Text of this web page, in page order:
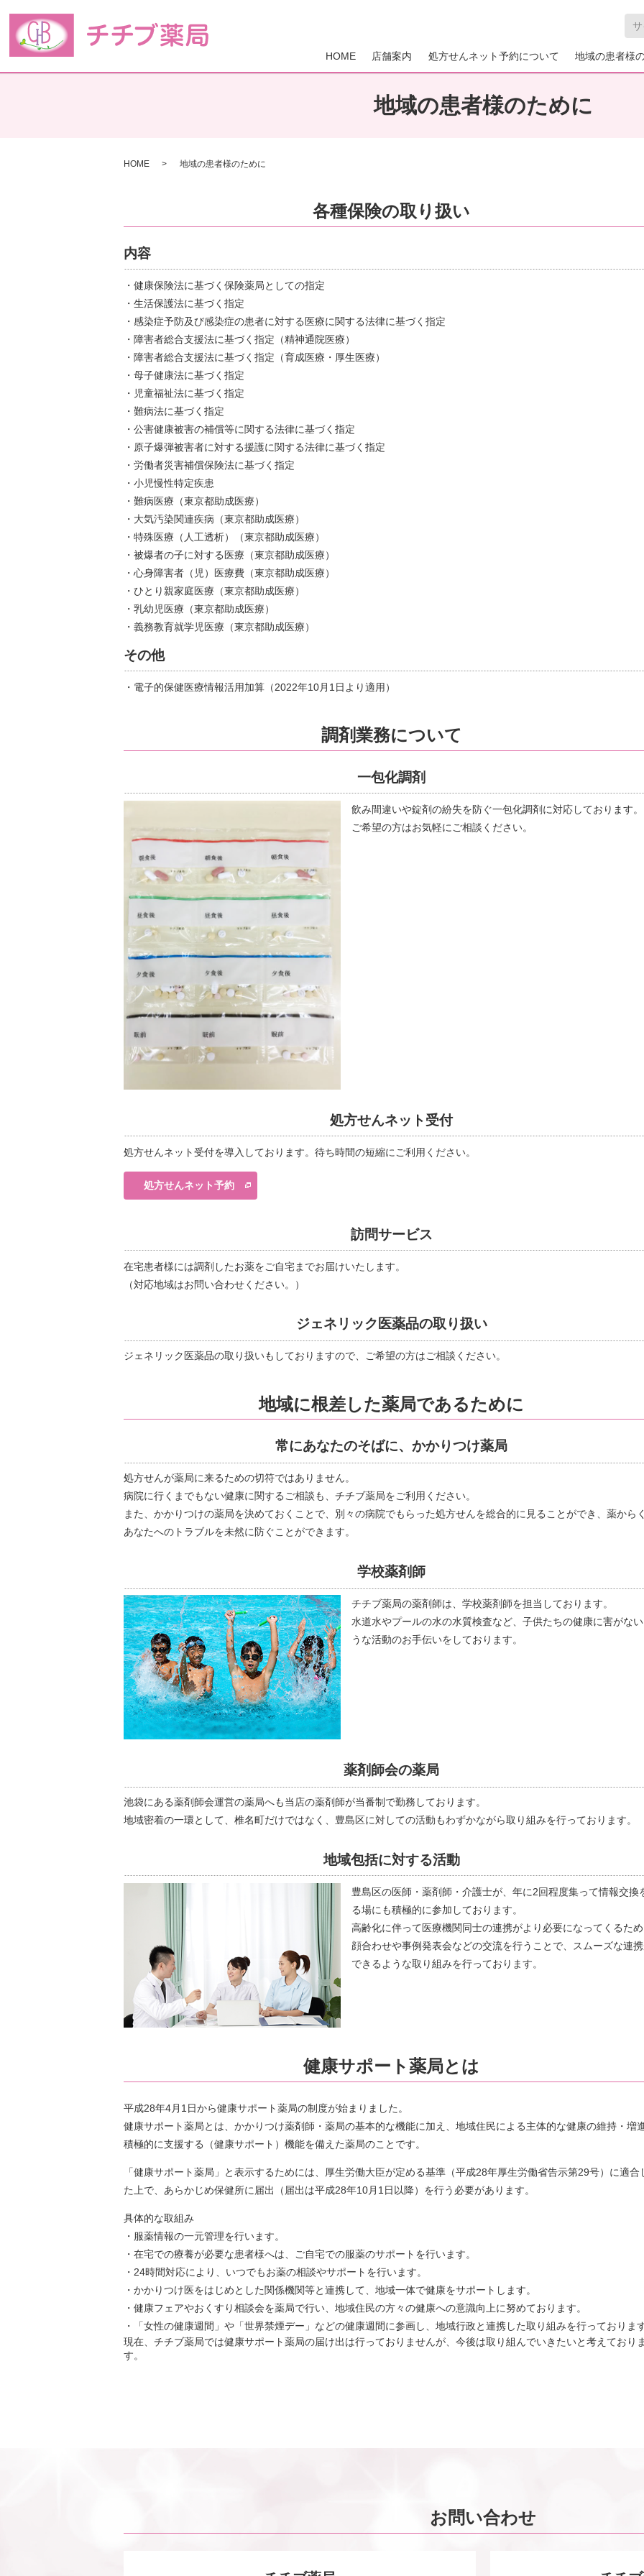
HOME 店舗案内 処方せんネット予約について 地域の患者様
地域の患者様のために
HOME 地域の患者様のために
各種保険の取り扱い
内容
・健康保険法に基づく保険薬局としての指定
・生活保護法に基づく指定
・感染症予防及び感染症の患者に対する医療に関する法律に基づく指定
・障害者総合支援法に基づく指定（精神通院医療）
・障害者総合支援法に基づく指定（育成医療・厚生医療）
・母子健康法に基づく指定
・児童福祉法に基づく指定
・難病法に基づく指定
・公害健康被害の補償等に関する法律に基づく指定
・原子爆弾被害者に対する援護に関する法律に基づく指定
・労働者災害補償保険法に基づく指定
・小児慢性特定疾患
・難病医療（東京都助成医療）
・大気汚染関連疾病（東京都助成医療）
・特殊医療（人工透析）（東京都助成医療）
・被爆者の子に対する医療（東京都助成医療）
・心身障害者（児）医療費（東京都助成医療）
・ひとり親家庭医療（東京都助成医療）
・乳幼児医療（東京都助成医療）
・義務教育就学児医療（東京都助成医療）
その他
・電子的保健医療情報活用加算（2022年10月1日より適用）
調剤業務について
一包化調剤
飲み間違いや錠剤の紛失を防ぐ一包化調剤に対応しております。
ご希望の方はお気軽にご相談ください。
処方せんネット受付
処方せんネット受付を導入しております。待ち時間の短縮にご利用ください。
処方せんネット予約
訪問サービス
在宅患者様には調剤したお薬をご自宅までお届けいたします。
（対応地域はお問い合わせください。）
ジェネリック医薬品の取り扱い
ジェネリック医薬品の取り扱いもしておりますので、ご希望の方はご相談ください。
地域に根差した薬局であるために
常にあなたのそばに、かかりつけ薬局
処方せんが薬局に来るための切符ではありません。
病院に行くまでもない健康に関するご相談も、チチブ薬局をご利用ください。
また、かかりつけの薬局を決めておくことで、別々の病院でもらった処方せんを総合的に見ることができ、薬から
あなたへのトラブルを未然に防ぐことができます。
学校薬剤師
チチブ薬局の薬剤師は、学校薬剤師を担当しております。
水道水やプールの水の水質検査など、子供たちの健康に害がな
うな活動のお手伝いをしております。
薬剤師会の薬局
池袋にある薬剤師会運営の薬局へも当店の薬剤師が当番制で勤務しております。
地域密着の一環として、椎名町だけではなく、豊島区に対しての活動もわずかながら取り組みを行っております。
地域包括に対する活動
豊島区の医師・薬剤師・介護士が、年に2回程度集って情報交換
る場にも積極的に参加しております。
高齢化に伴って医療機関同士の連携がより必要になってくるた
顔合わせや事例発表会などの交流を行うことで、スムーズな連
できるような取り組みを行っております。
健康サポート薬局とは
平成28年4月1日から健康サポート薬局の制度が始まりました。
健康サポート薬局とは、かかりつけ薬剤師・薬局の基本的な機能に加え、地域住民による主体的な健康の維持・増
積極的に支援する（健康サポート）機能を備えた薬局のことです。
「健康サポート薬局」と表示するためには、厚生労働大臣が定める基準（平成28年厚生労働省告示第29号）に適合
た上で、あらかじめ保健所に届出（届出は平成28年10月1日以降）を行う必要があります。
具体的な取組み
・服薬情報の一元管理を行います。
・在宅での療養が必要な患者様へは、ご自宅での服薬のサポートを行います。
・24時間対応により、いつでもお薬の相談やサポートを行います。
・かかりつけ医をはじめとした関係機関等と連携して、地域一体で健康をサポートします。
・健康フェアやおくすり相談会を薬局で行い、地域住民の方々の健康への意識向上に努めております。
・「女性の健康週間」や「世界禁煙デー」などの健康週間に参画し、地域行政と連携した取り組みを行っておりま
現在、チチブ薬局では健康サポート薬局の届け出は行っておりませんが、今後は取り組んでいきたいと考えており
す。
お問い合わせ